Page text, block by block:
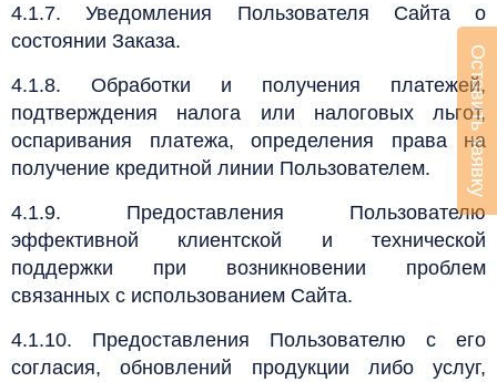
4.1.7. Уведомления Пользователя Сайта о
состоянии Заказа.
4.1.8. Обработки и получения платежей,
подтверждения налога или налоговых льгот,
оспаривания платежа, определения права на
получение кредитной линии Пользователем.
4.1.9. Предоставления Пользователю
эффективной клиентской и технической
поддержки при возникновении проблем
связанных с использованием Сайта.
4.1.10. Предоставления Пользователю с его
согласия, обновлений продукции либо услуг,
Оставить заявку